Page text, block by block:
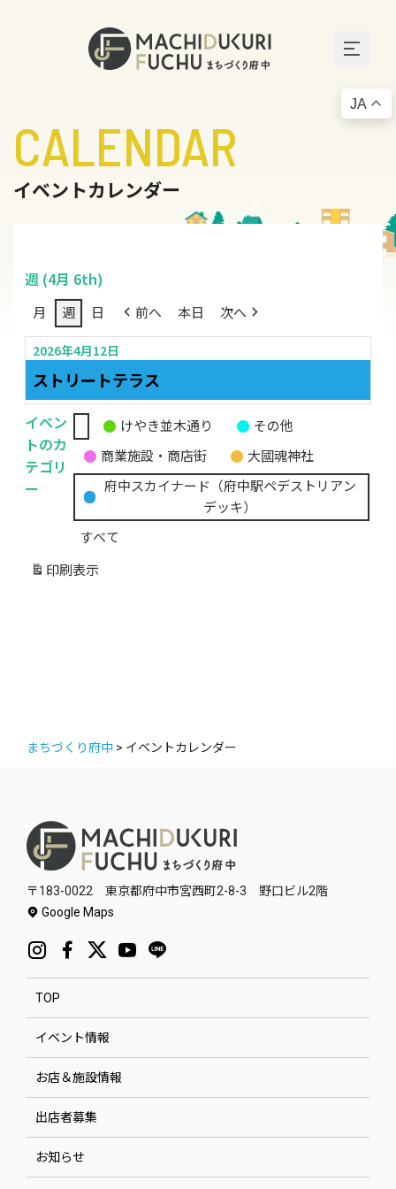
CALENDAR
イベントカレンダー
週 (4月 6th)
月 週 日 前へ 本日 次へ
2026年4月12日
ストリートテラス
イベン
トのカ
テゴリ
ー
無
題
の
カ
テ
ゴ
リ
けやき並木通り
その他
商業施設・商店街
大國魂神社
府中スカイナード（府中駅ペデストリアン
デッキ）
すべて
印刷 表示
まちづくり府中 > イベントカレンダー
〒183-0022 東京都府中市宮西町2-8-3 野口ビル2階
Google Maps
TOP
イベント情報
お店＆施設情報
出店者募集
お知らせ
JA